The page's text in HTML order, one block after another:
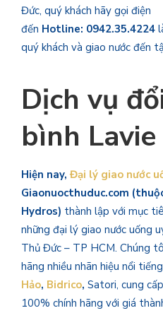
Đức, quý khách hãy gọi điện
đến Hotline: 0942.35.4224
quý khách và giao nước đến
Dịch vụ
bình
Hiện nay,Đại lý giao nước
Giaonuocthuduc.com
Hydros) thành lập với mục
những đại lý giao nước uống
Thủ Đức – TP HCM. Chúng
hãng nhiều nhãn hiệu nổi
Hảo, Bidrico, Satori, cung
100% chính hãng với giá